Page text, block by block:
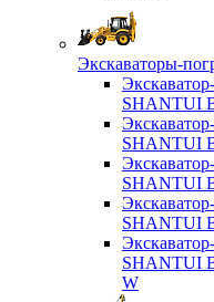
Экскаваторы-
SHANTUI
SHANTUI
SHANTUI
SHANTUI
SHANTUI
W